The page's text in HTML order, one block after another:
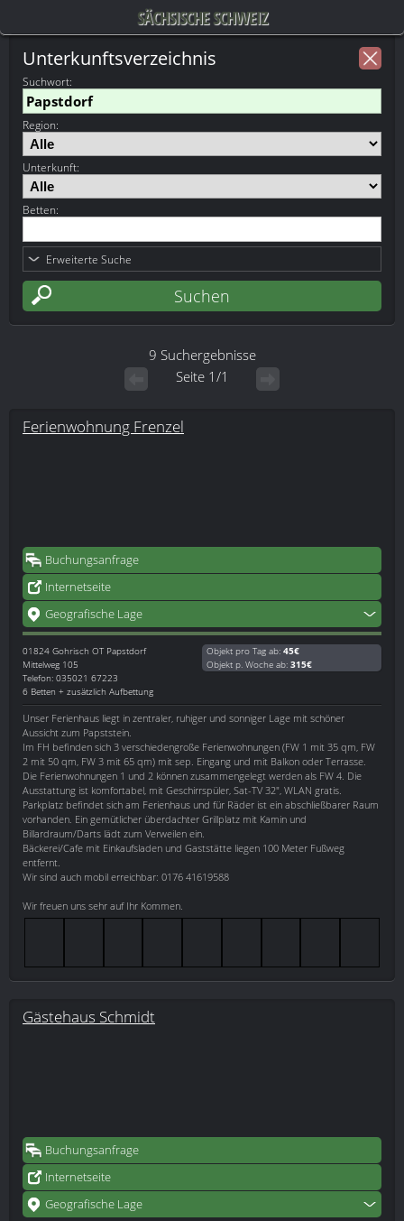
SÄCHSISCHE SCHWEIZ
Unterkunftsverzeichnis
Suchwort:
Region:
Unterkunft:
Betten:
Erweiterte Suche
9 Suchergebnisse
Seite 1/1
Ferienwohnung Frenzel
Buchungsanfrage
Internetseite
Geografische Lage
01824 Gohrisch OT Papstdorf
Mittelweg 105
Telefon: 035021 67223
6 Betten + zusätzlich Aufbettung
Objekt pro Tag ab: 45€
Objekt p. Woche ab: 315€
Unser Ferienhaus liegt in zentraler, ruhiger und sonniger Lage mit schöner
Aussicht zum Papststein.
Im FH befinden sich 3 verschiedengroße Ferienwohnungen (FW 1 mit 35 qm, FW
2 mit 50 qm, FW 3 mit 65 qm) mit sep. Eingang und mit Balkon oder Terrasse.
Die Ferienwohnungen 1 und 2 können zusammengelegt werden als FW 4. Die
Ausstattung ist komfortabel, mit Geschirrspüler, Sat-TV 32", WLAN gratis.
Parkplatz befindet sich am Ferienhaus und für Räder ist ein abschließbarer Raum
vorhanden. Ein gemütlicher überdachter Grillplatz mit Kamin und
Billardraum/Darts lädt zum Verweilen ein.
Bäckerei/Cafe mit Einkaufsladen und Gaststätte liegen 100 Meter Fußweg
entfernt.
Wir sind auch mobil erreichbar: 0176 41619588
Wir freuen uns sehr auf Ihr Kommen.
Gästehaus Schmidt
Buchungsanfrage
Internetseite
Geografische Lage